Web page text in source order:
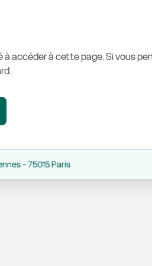
accéder à cette page. Si vous
- 75015 Paris